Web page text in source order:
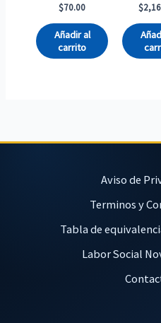
$70.00
Añadir al
carrito
$
Aviso de
Terminos y
Tabla de
Labor Social